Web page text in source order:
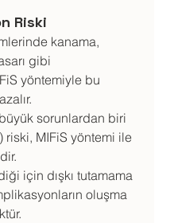
Riski
kanama,
gibi
yöntemiyle bu
sorunlardan biri
riski, MIFiS yöntemi ile
için dışkı tutamama
oluşma